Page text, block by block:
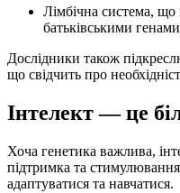
Лімбічна система, що контролює емоції та інстинкти, а також розвиток плаценти, частіше визначається
батьківськими
Дослідники також
що свідчить про
Інтелект — це
Хоча генетика важлива,
підтримка та
адаптуватися та навчатися.